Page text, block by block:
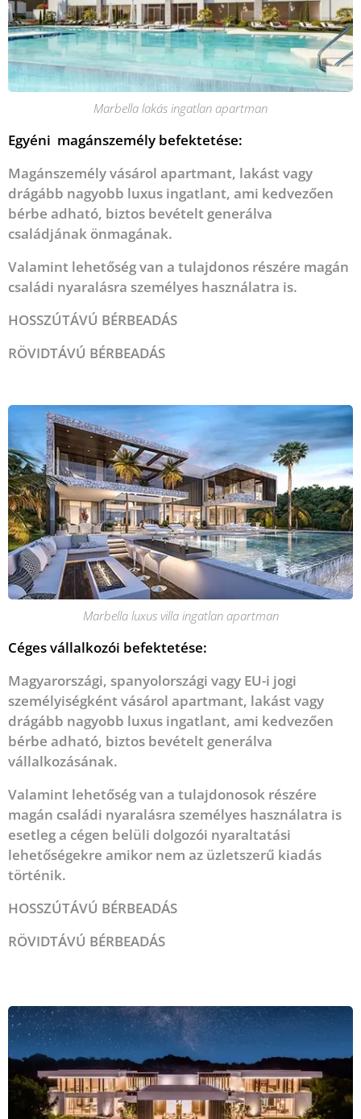
Marbella lakás ingatlan apartman
Egyéni magánszemély befektetése:
Magánszemély vásárol apartmant, lakást vagy
drágább nagyobb luxus ingatlant, ami kedvezően
bérbe adható, biztos bevételt generálva
családjának önmagának.
Valamint lehetőség van a tulajdonos részére magán
családi nyaralásra személyes használatra is.
HOSSZÚTÁVÚ BÉRBEADÁS
RÖVIDTÁVÚ BÉRBEADÁS
Marbella luxus villa ingatlan apartman
Céges vállalkozói befektetése:
Magyarországi, spanyolországi vagy EU-i jogi
személyiségként vásárol apartmant, lakást vagy
drágább nagyobb luxus ingatlant, ami kedvezően
bérbe adható, biztos bevételt generálva
vállalkozásának.
Valamint lehetőség van a tulajdonosok részére
magán családi nyaralásra személyes használatra is
esetleg a cégen belüli dolgozói nyaraltatási
lehetőségekre amikor nem az üzletszerű kiadás
történik.
HOSSZÚTÁVÚ BÉRBEADÁS
RÖVIDTÁVÚ BÉRBEADÁS